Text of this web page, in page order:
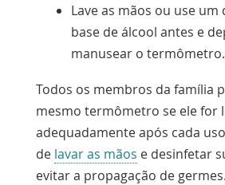
Lave as mãos ou use um
base de álcool antes e
manusear o termômetro.
Todos os membros da família
mesmo termômetro se ele for
adequadamente após cada
de lavar as mãos e desinfetar
evitar a propagação de germes.